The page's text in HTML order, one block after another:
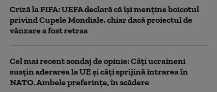
Criză la FIFA: UEFA declară că îşi menţine boicotul
privind Cupele Mondiale, chiar dacă proiectul de
vânzare a fost retras
Cel mai recent sondaj de opinie: Câți ucraineni
susțin aderarea la UE și câți sprijină intrarea în
NATO. Ambele preferințe, în scădere